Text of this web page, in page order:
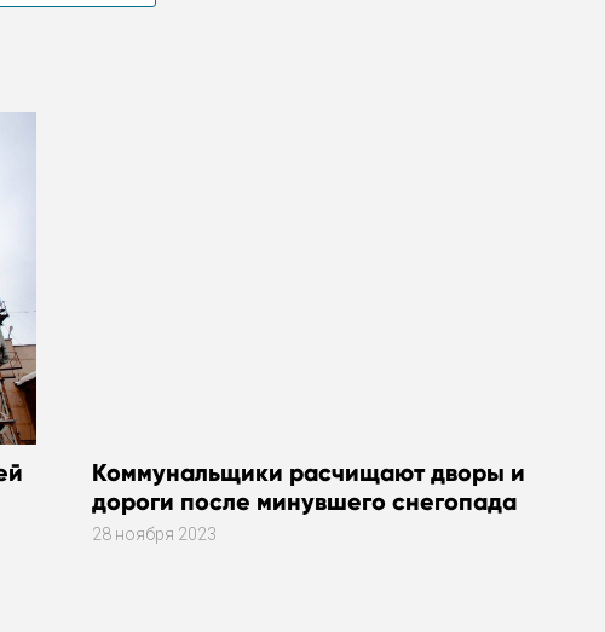
Коммунальщики расчищают дворы и
дороги после минувшего снегопада
28 ноября 2023